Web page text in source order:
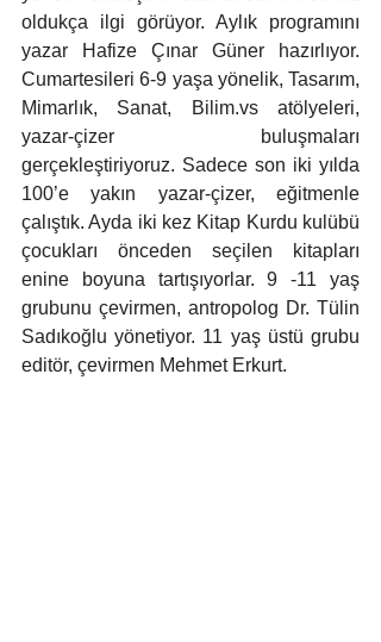
oldukça ilgi görüyor. Aylık programını
yazar Hafize Çınar Güner hazırlıyor.
Cumartesileri 6-9 yaşa yönelik, Tasarım,
Mimarlık, Sanat, Bilim.vs atölyeleri,
yazar-çizer buluşmaları
gerçekleştiriyoruz. Sadece son iki yılda
100’e yakın yazar-çizer, eğitmenle
çalıştık. Ayda iki kez Kitap Kurdu kulübü
çocukları önceden seçilen kitapları
enine boyuna tartışıyorlar. 9 -11 yaş
grubunu çevirmen, antropolog Dr. Tülin
Sadıkoğlu yönetiyor. 11 yaş üstü grubu
editör, çevirmen Mehmet Erkurt.